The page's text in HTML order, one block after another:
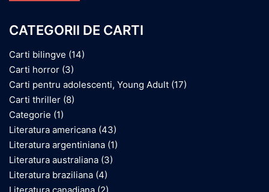
CATEGORII DE CARTI
Carti bilingve (14)
Carti horror (3)
Carti pentru adolescenti, Young Adult (17)
Carti thriller (8)
Categorie (1)
Literatura americana (43)
Literatura argentiniana (1)
Literatura australiana (3)
Literatura braziliana (4)